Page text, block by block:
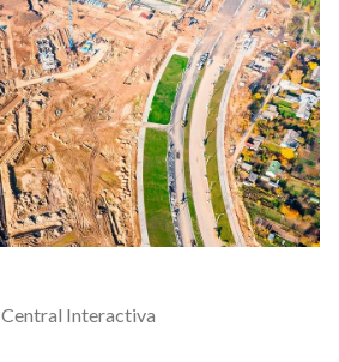
Central Interactiva